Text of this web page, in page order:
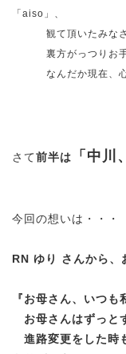
「aiso」、
観て頂いたみなさ
裏方がっつりお手伝
なんだか現在、心に
さて前半は 「中川
今回の想いは・・・
RN ゆり さんから、
『お母さん、いつも
お母さんはずっと
進路変更をした時